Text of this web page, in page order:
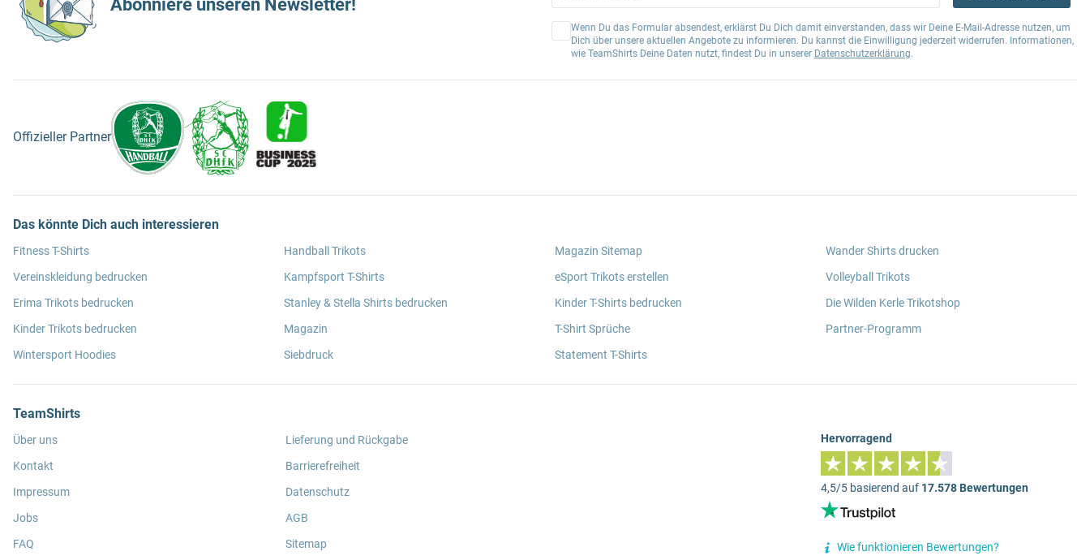
Abonniere unseren Newsletter!
Wenn Du das Formular absendest, erklärst Du Dich damit einverstanden, dass wir Deine E-Mail-Adresse nutzen, um
Dich über unsere aktuellen Angebote zu informieren. Du kannst die Einwilligung jederzeit widerrufen. Informationen,
wie TeamShirts Deine Daten nutzt, findest Du in unserer Datenschutzerklärung.
Offizieller Partner
Das könnte Dich auch interessieren
Fitness T-Shirts
Vereinskleidung bedrucken
Erima Trikots bedrucken
Kinder Trikots bedrucken
Wintersport Hoodies
Handball Trikots
Kampfsport T-Shirts
Stanley & Stella Shirts bedrucken
Magazin
Siebdruck
Magazin Sitemap
eSport Trikots erstellen
Kinder T-Shirts bedrucken
T-Shirt Sprüche
Statement T-Shirts
Wander Shirts drucken
Volleyball Trikots
Die Wilden Kerle Trikotshop
Partner-Programm
TeamShirts
Über uns
Kontakt
Impressum
Jobs
FAQ
Lieferung und Rückgabe
Barrierefreiheit
Datenschutz
AGB
Sitemap
Hervorragend
4,5/5 basierend auf 17.578 Bewertungen
Wie funktionieren Bewertungen?